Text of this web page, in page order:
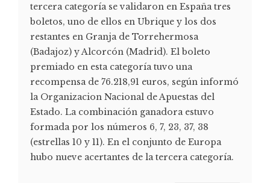
tercera categoría se validaron en España tres
boletos, uno de ellos en Ubrique y los dos
restantes en Granja de Torrehermosa
(Badajoz) y Alcorcón (Madrid). El boleto
premiado en esta categoría tuvo una
recompensa de 76.218,91 euros, según informó
la Organizacion Nacional de Apuestas del
Estado. La combinación ganadora estuvo
formada por los números 6, 7, 23, 37, 38
(estrellas 10 y 11). En el conjunto de Europa
hubo nueve acertantes de la tercera categoría.